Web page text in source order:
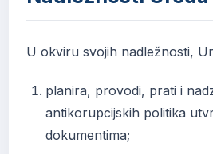
U okviru svojih nadležnosti,
planira, provodi, prati i
antikorupcijskih politika
dokumentima;